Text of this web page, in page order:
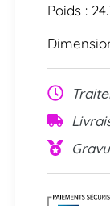
Poids :